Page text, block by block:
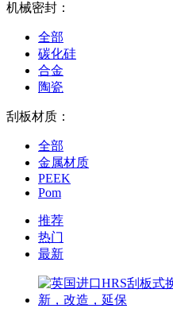
机械密封：
全部
碳化硅
合金
陶瓷
刮板材质：
全部
金属材质
PEEK
Pom
推荐
热门
最新